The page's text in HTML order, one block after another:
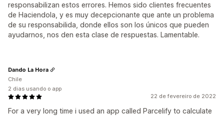
responsabilizan estos errores. Hemos sido clientes frecuentes
de Haciendola, y es muy decepcionante que ante un problema
de su responsabilida, donde ellos son los únicos que pueden
ayudarnos, nos den esta clase de respuestas. Lamentable.
22 de fevereiro de 2022
For a very long time i used an app called Parcelify to calculate
Dando La Hora
Chile
2 dias usando o app